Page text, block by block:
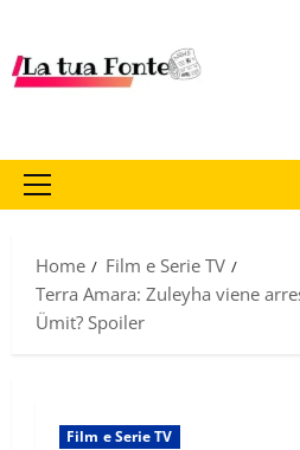
Home
Film e Serie TV
Terra Amara: Zuleyha viene
Ümit? Spoiler
Film e Serie TV